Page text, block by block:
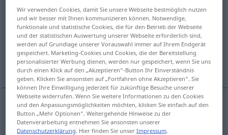
entrancing, enchanting delightful
fascinating overpowering
breathtaking thrilling
entrancing hinreißendbegeisternd
Wir verwenden Cookies, damit Sie unsere Webseite bestmöglich nutzen
und wir besser mit Ihnen kommunizieren können. Notwendige,
funktionale und statistische Cookies, die für den Betrieb der Webseite
und der statistischen Auswertung unserer Webseite erforderlich sind,
werden auf Grundlage unserer Vorauswahl immer auf Ihrem Endgerät
gespeichert. Marketing-Cookies und Cookies, die der Bereitstellung
personalisierter Werbung dienen, werden nur gespeichert, wenn Sie uns
durch einen Klick auf den „Akzeptieren“-Button Ihr Einverständnis
geben. Klicken Sie ansonsten auf „Fortfahren ohne Akzeptieren“. Sie
können Ihre Einwilligung jederzeit für zukünftige Besuche unserer
Webseite widerrufen. Wenn Sie weitere Informationen zu den Cookies
und den Anpassungsmöglichkeiten möchten, klicken Sie einfach auf den
Button „Mehr Optionen“. Weitergehende Hinweise zu der
Datenverarbeitung entnehmen Sie ansonsten unserer
Datenschutzerklärung. Hier finden Sie unserImpressum.